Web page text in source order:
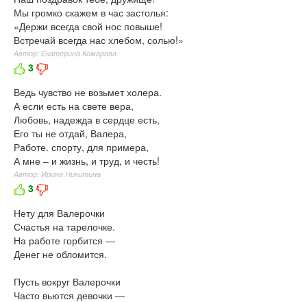
Мы громко скажем в час застолья:
«Держи всегда свой нос повыше!
Встречай всегда нас хлебом, солью!»
Автор: Екатерина Комарова
3
Ведь чувство не возьмет холера.
А если есть на свете вера,
Любовь, надежда в сердце есть,
Его ты не отдай, Валера,
Работе. спорту, для примера,
А мне – и жизнь, и труд, и честь!
Автор: Ирина Никитина
3
Нету для Валерочки
Счастья на тарелочке.
На работе горбится —
Денег не обломится.
Пусть вокруг Валерочки
Часто вьются девочки —